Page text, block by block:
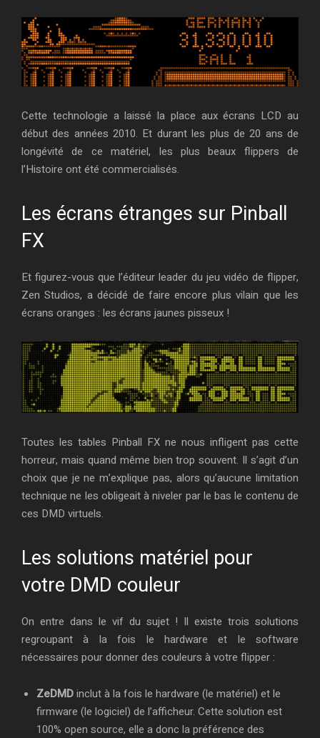
Cette technologie a laissé la place aux écrans LCD au
début des années 2010. Et durant les plus de 20 ans de
longévité de ce matériel, les plus beaux flippers de
l’Histoire ont été commercialisés.
Les écrans étranges sur Pinball
FX
Et figurez-vous que l’éditeur leader du jeu vidéo de flipper,
Zen Studios, a décidé de faire encore plus vilain que les
écrans oranges : les écrans jaunes pisseux !
Toutes les tables Pinball FX ne nous infligent pas cette
horreur, mais quand même bien trop souvent. Il s’agit d’un
choix que je ne m’explique pas, alors qu’aucune limitation
technique ne les obligeait à niveler par le bas le contenu de
ces DMD virtuels.
Les solutions matériel pour
votre DMD couleur
On entre dans le vif du sujet ! Il existe trois solutions
regroupant à la fois le hardware et le software
nécessaires pour donner des couleurs à votre flipper :
ZeDMDinclut à la fois le hardware (le matériel) et le
firmware (le logiciel) de l’afficheur. Cette solution est
100% open source, elle a donc la préférence des